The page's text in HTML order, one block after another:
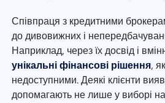
Співпраця з кредитними
до дивовижних і
Наприклад, через їх досвід і
унікальні фінансові рішення,
недоступними. Деякі клієнти
допомагають не лише у виборі